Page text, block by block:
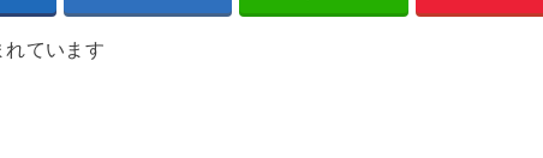
ています